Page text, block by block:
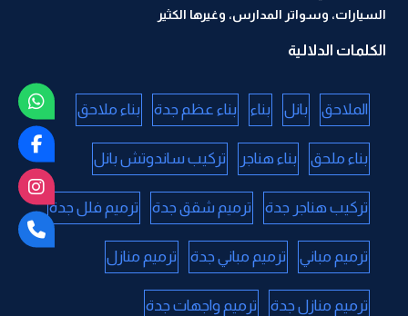
السيارات، وسواتر المدارس، وغيرها الكثير
الكلمات الدلالية
الملاحق بانل بناء بناء عظم جدة بناء ملاحق
بناء ملحق بناء هناجر تركيب ساندوتش بانل
تركيب هناجر جدة ترميم شقق جدة ترميم فلل جدة
ترميم مباني ترميم مباني جدة ترميم منازل
ترميم منازل جدة ترميم واجهات جدة